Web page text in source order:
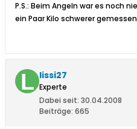
P.S.: Beim Angeln war es noch
ein Paar Kilo schwerer
lissi27
Experte
Dabei seit: 30.04.2008
Beiträge: 665